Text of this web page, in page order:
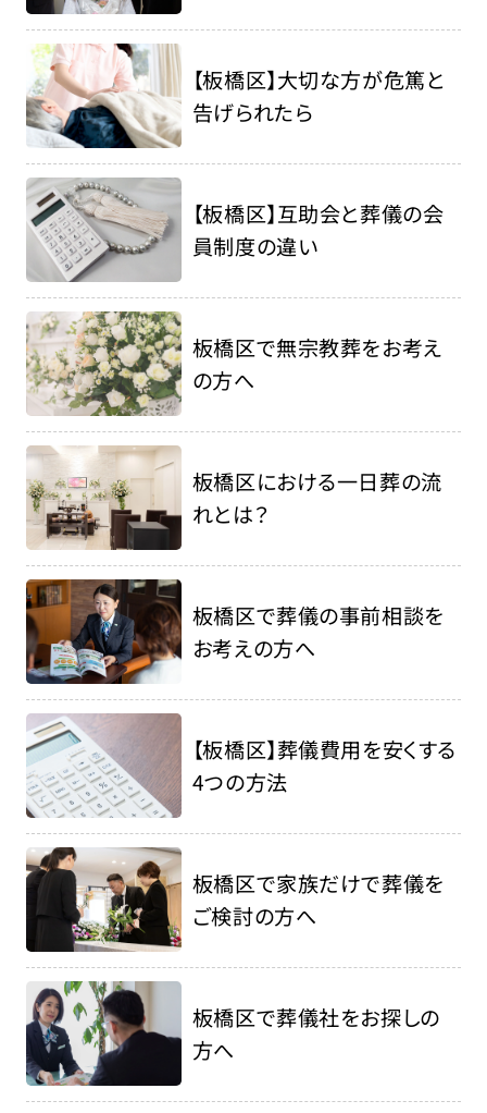
【板橋区】大切な方が危篤と
告げられたら
【板橋区】互助会と葬儀の会
員制度の違い
板橋区で無宗教葬をお考え
の方へ
板橋区における一日葬の流
れとは？
板橋区で葬儀の事前相談を
お考えの方へ
【板橋区】葬儀費用を安くする
4つの方法
板橋区で家族だけで葬儀を
ご検討の方へ
板橋区で葬儀社をお探しの
方へ